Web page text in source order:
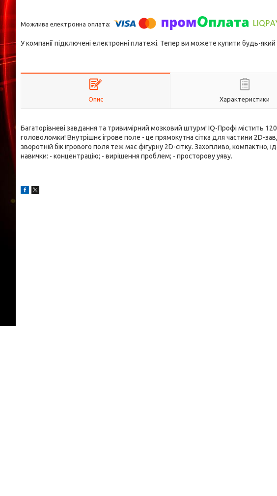
У компанії підключені електронні платежі. Тепер ви можете купити будь-
Опис Характеристики
Багаторівневі завдання та тривимірний мозковий штурм! IQ-Профі містить
головоломки! Внутрішнє ігрове поле - це прямокутна сітка для частини 2D-
зворотній бік ігрового поля теж має фігурну 2D-сітку. Захопливо, компактно,
навички: - концентрацію; - вирішення проблем; - просторову уяву.